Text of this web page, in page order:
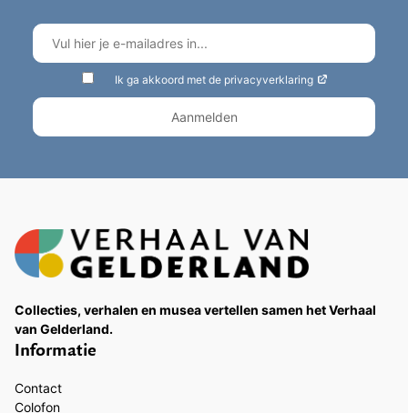
Ik ga akkoord met de privacyverklaring
Collecties, verhalen en musea vertellen samen het Verhaal
van Gelderland.
Informatie
Contact
Colofon